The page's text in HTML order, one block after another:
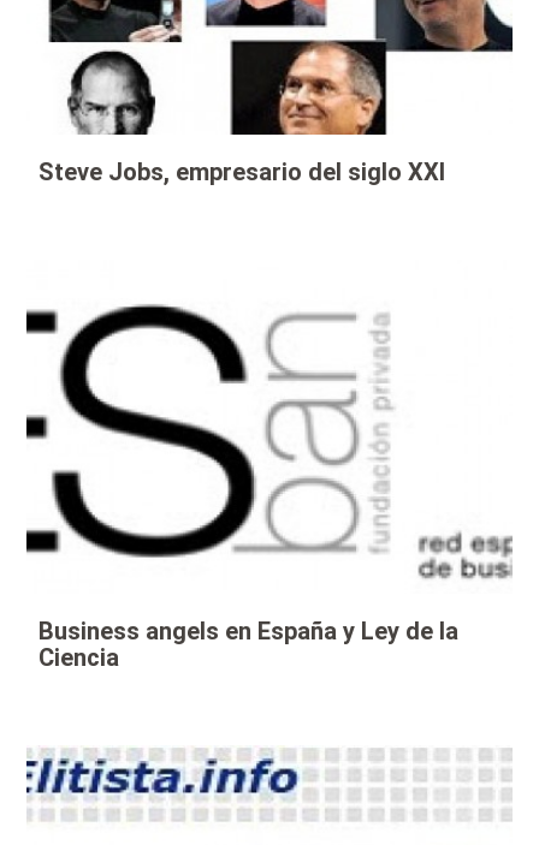
Steve Jobs, empresario del siglo XXI
Business angels en España y Ley de la
Ciencia